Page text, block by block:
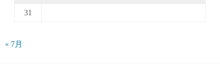
31
« 7月